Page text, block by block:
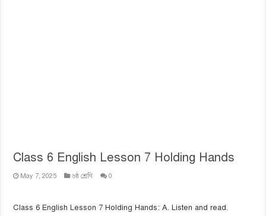
Class 6 English Lesson 7 Holding Hands
May 7, 2025 ৬ষ্ঠ শ্রেণি 0
Class 6 English Lesson 7 Holding Hands: A. Listen and read.